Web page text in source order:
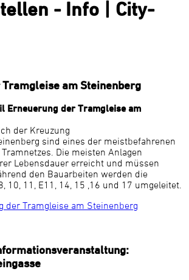
- Info | City-
am Steinenberg
Erneuerung der Tramgleise am
der Kreuzung
sind eines der meistbefahrenen
Die meisten Anlagen
Lebensdauer erreicht und müssen
den Bauarbeiten werden die
10, 11, E11, 14, 15 ,16 und 17 umgeleitet.
der Tramgleise am Steinenberg